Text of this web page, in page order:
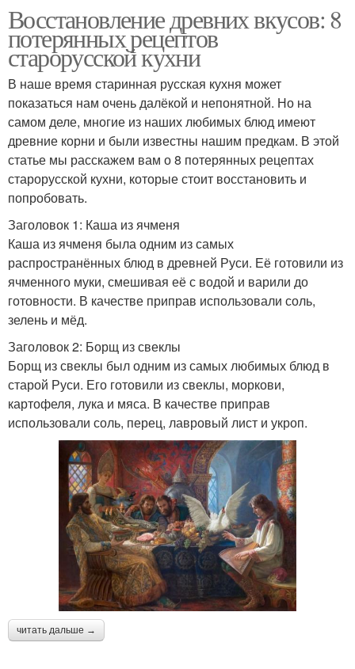
Восстановление древних вкусов: 8
потерянных рецептов
старорусской кухни
В наше время старинная русская кухня может
показаться нам очень далёкой и непонятной. Но на
самом деле, многие из наших любимых блюд имеют
древние корни и были известны нашим предкам. В этой
статье мы расскажем вам о 8 потерянных рецептах
старорусской кухни, которые стоит восстановить и
попробовать.
Заголовок 1: Каша из ячменя
Каша из ячменя была одним из самых
распространённых блюд в древней Руси. Её готовили из
ячменного муки, смешивая её с водой и варили до
готовности. В качестве приправ использовали соль,
зелень и мёд.
Заголовок 2: Борщ из свеклы
Борщ из свеклы был одним из самых любимых блюд в
старой Руси. Его готовили из свеклы, моркови,
картофеля, лука и мяса. В качестве приправ
использовали соль, перец, лавровый лист и укроп.
читать дальше →